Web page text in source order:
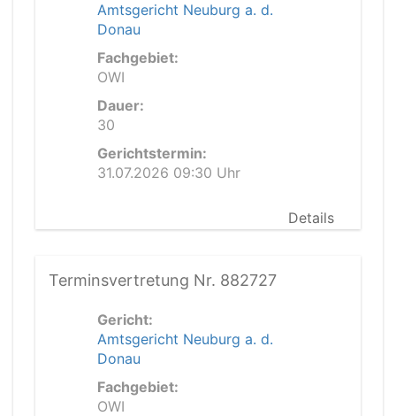
Amtsgericht Neuburg a. d.
Donau
Fachgebiet:
OWI
Dauer:
30
Gerichtstermin:
31.07.2026 09:30 Uhr
Details
Terminsvertretung Nr. 882727
Gericht:
Amtsgericht Neuburg a. d.
Donau
Fachgebiet:
OWI